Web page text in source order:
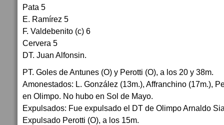
Pata 5
E. Ramírez 5
F. Valdebenito (c) 6
Cervera 5
DT. Juan Alfonsin.
PT. Goles de Antunes (O) y Perotti (O), a los 20 y 38m.
Amonestados: L. González (13m.), Affranchino (17m.),
en Olimpo. No hubo en Sol de Mayo.
Expulsados: Fue expulsado el DT de Olimpo Arnaldo
Expulsado Perotti (O), a los 15m.